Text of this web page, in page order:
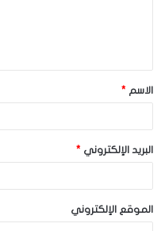
ق
*الاسم *
البريد الإلكتروني *
الموقع الإلكتروني